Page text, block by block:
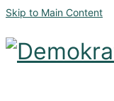
Skip to Main Content